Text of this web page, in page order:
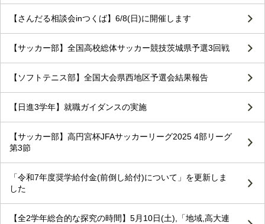
【さんだる相談会inつくば】6/8(日)に開催します
【サッカー部】全国高校総体サッカー競技茨城県予選3回戦
【ソフトテニス部】全国大会県西地区予選会結果報告
【日進3学年】就職ガイダンスの実施
【サッカー部】高円宮杯JFAサッカーリーグ2025 4部リーグ
第3節
「令和7年度奨学給付金(前倒し給付)について」を更新しま
した
【全2学年総合的な探究の時間】5月10日(土),「地域,高大連